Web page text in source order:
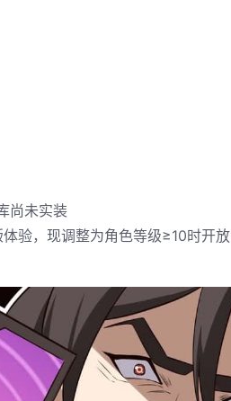
尚未实装
验，现调整为角色等级≥10时开放